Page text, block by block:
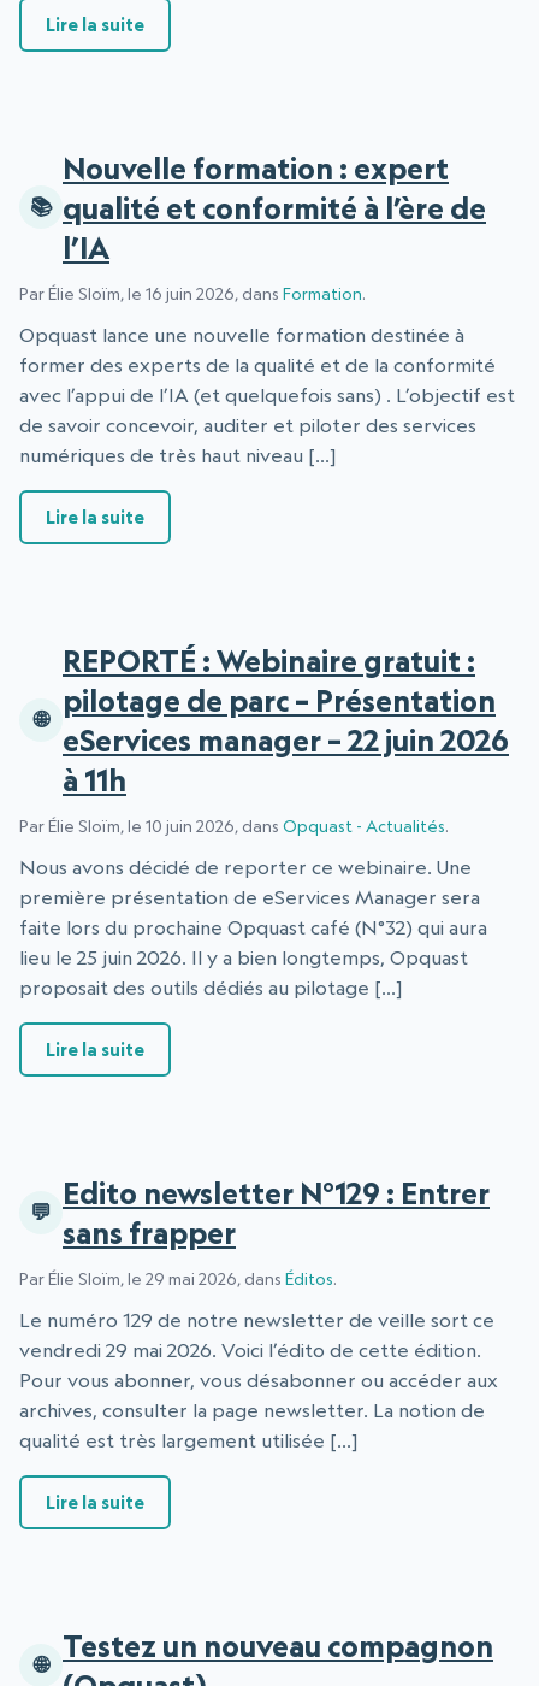
Lire la suite: Opquast café N°32 : eServices manager.
Nouvelle formation : expert
qualité et conformité à l’ère de
l’IA
Par Élie Sloïm, le 16 juin 2026, dans Formation.
Opquast lance une nouvelle formation destinée à
former des experts de la qualité et de la conformité
avec l’appui de l’IA (et quelquefois sans) . L’objectif est
de savoir concevoir, auditer et piloter des services
numériques de très haut niveau […]
Lire la suite: Nouvelle formation : expert qualité et
REPORTÉ : Webinaire gratuit :
pilotage de parc – Présentation
eServices manager – 22 juin 2026
à 11h
Par Élie Sloïm, le 10 juin 2026, dans Opquast - Actualités.
Nous avons décidé de reporter ce webinaire. Une
première présentation de eServices Manager sera
faite lors du prochaine Opquast café (N°32) qui aura
lieu le 25 juin 2026. Il y a bien longtemps, Opquast
proposait des outils dédiés au pilotage […]
Lire la suite: REPORTÉ : Webinaire gratuit : pilotage de
Edito newsletter N°129 : Entrer
sans frapper
Par Élie Sloïm, le 29 mai 2026, dans Éditos.
Le numéro 129 de notre newsletter de veille sort ce
vendredi 29 mai 2026. Voici l’édito de cette édition.
Pour vous abonner, vous désabonner ou accéder aux
archives, consulter la page newsletter. La notion de
qualité est très largement utilisée […]
Lire la suite: Edito newsletter N°129 : Entrer sans frapper
Testez un nouveau compagnon